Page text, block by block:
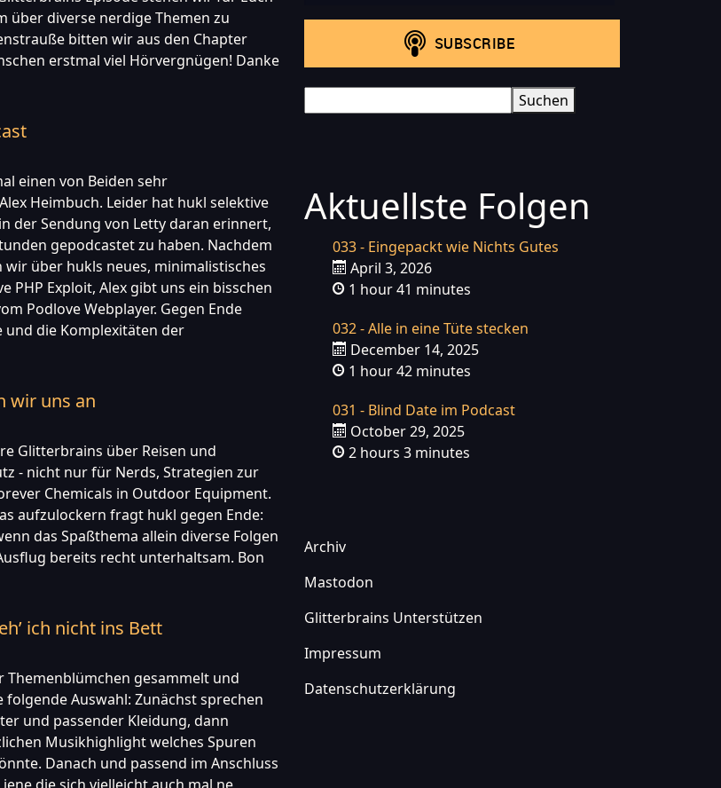
diverse nerdige Themen zu
bitten wir aus den Chapter
erstmal viel Hörvergnügen! Danke
einen von Beiden sehr
Heimbuch. Leider hat hukl selektive
der Sendung von Letty daran erinnert,
gepodcastet zu haben. Nachdem
über hukls neues, minimalistisches
PHP Exploit, Alex gibt uns ein bisschen
Podlove Webplayer. Gegen Ende
und die Komplexitäten der
wir uns an
Glitterbrains über Reisen und
- nicht nur für Nerds, Strategien zur
Chemicals in Outdoor Equipment.
aufzulockern fragt hukl gegen Ende:
das Spaßthema allein diverse Folgen
bereits recht unterhaltsam. Bon
ich nicht ins Bett
Themenblümchen gesammelt und
Auswahl: Zunächst sprechen
und passender Kleidung, dann
Musikhighlight welches Spuren
Danach und passend im Anschluss
Suchen
Aktuellste Folgen
033 - Eingepackt wie Nichts Gutes
April 3, 2026
1 hour 41 minutes
032 - Alle in eine Tüte stecken
December 14, 2025
1 hour 42 minutes
031 - Blind Date im Podcast
October 29, 2025
2 hours 3 minutes
Archiv
Mastodon
Glitterbrains Unterstützen
Impressum
Datenschutzerklärung